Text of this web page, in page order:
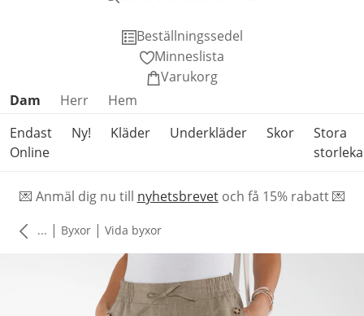
Beställningssedel
Minneslista
Varukorg
Hoppa över produktkategorier
Dam Herr
Hem
Endast
Online
Ny! Kläder Underkläder Skor
Stora
💌 Anmäl dig nu till nyhetsbrevetoch få 15% rabatt 💌
... | Byxor | Vida byxor